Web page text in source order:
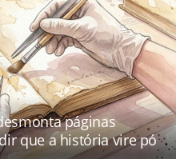
páginas
que a história vire pó